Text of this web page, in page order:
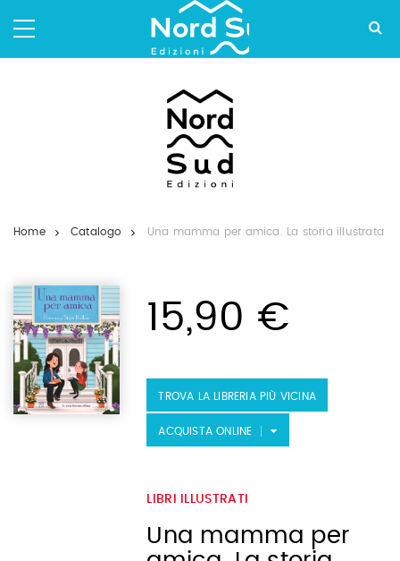
Home Catalogo Una mamma per amica. La storia illustrata
15,90 €
TROVA LA LIBRERIA PIÙ VICINA
ACQUISTA ONLINE
LIBRI ILLUSTRATI
Una mamma per